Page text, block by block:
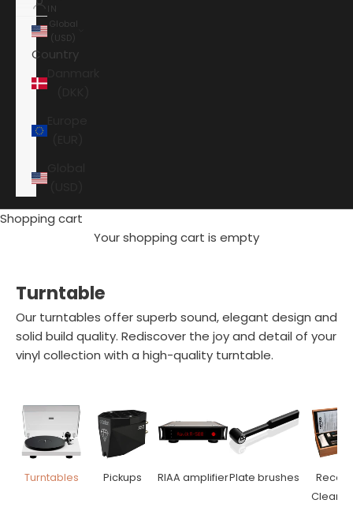
IN
Global
(USD)
Country
Shopping cart
Your shopping cart is empty
Turntable
Our turntables offer superb sound, elegant design and
solid build quality. Rediscover the joy and detail of your
vinyl collection with a high-quality turntable.
Turntables Pickups RIAA amplifierPlate brushes
Record